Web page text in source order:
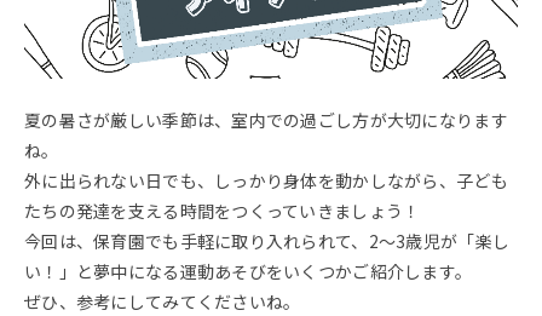
BLOG ブログ
お問い合わせはこちら
夏の暑さが厳しい季節は、室内での過ごし方が大切になります
ね。
外に出られない日でも、しっかり身体を動かしながら、子ども
たちの発達を支える時間をつくっていきましょう！
今回は、保育園でも手軽に取り入れられて、2～3歳児が「楽し
い！」と夢中になる運動あそびをいくつかご紹介します。
ぜひ、参考にしてみてくださいね。